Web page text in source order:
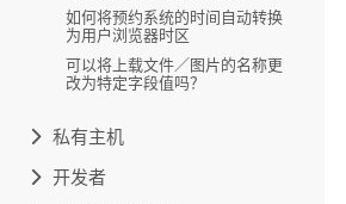
如何将预约系统的时间自动转换
为用户浏览器时区
可以将上载文件／图片的名称更
改为特定字段值吗？
私有主机
开发者